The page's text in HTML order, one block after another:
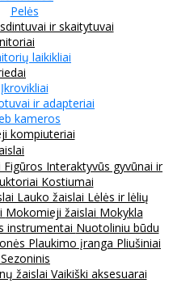
Pelės
ir skaitytuvai
laikikliai
Įkrovikliai
ir adapteriai
kameros
kompiuteriai
Figūros Interaktyvūs gyvūnai ir
Kostiumai
Lauko žaislai Lėlės ir lėlių
Mokomieji žaislai Mokykla
instrumentai Nuotoliniu būdu
Plaukimo įranga Pliušiniai
Sezoninis
žaislai Vaikiški aksesuarai